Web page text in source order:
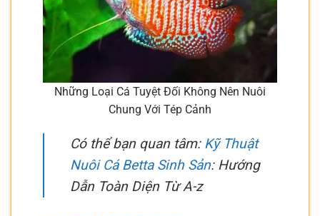
Những Loại Cá Tuyệt Đối Không Nên Nuôi
Chung Với Tép Cảnh
Có thể bạn quan tâm: Kỹ Thuật
Nuôi Cá Betta Sinh Sản: Hướng
Dẫn Toàn Diện Từ A-z